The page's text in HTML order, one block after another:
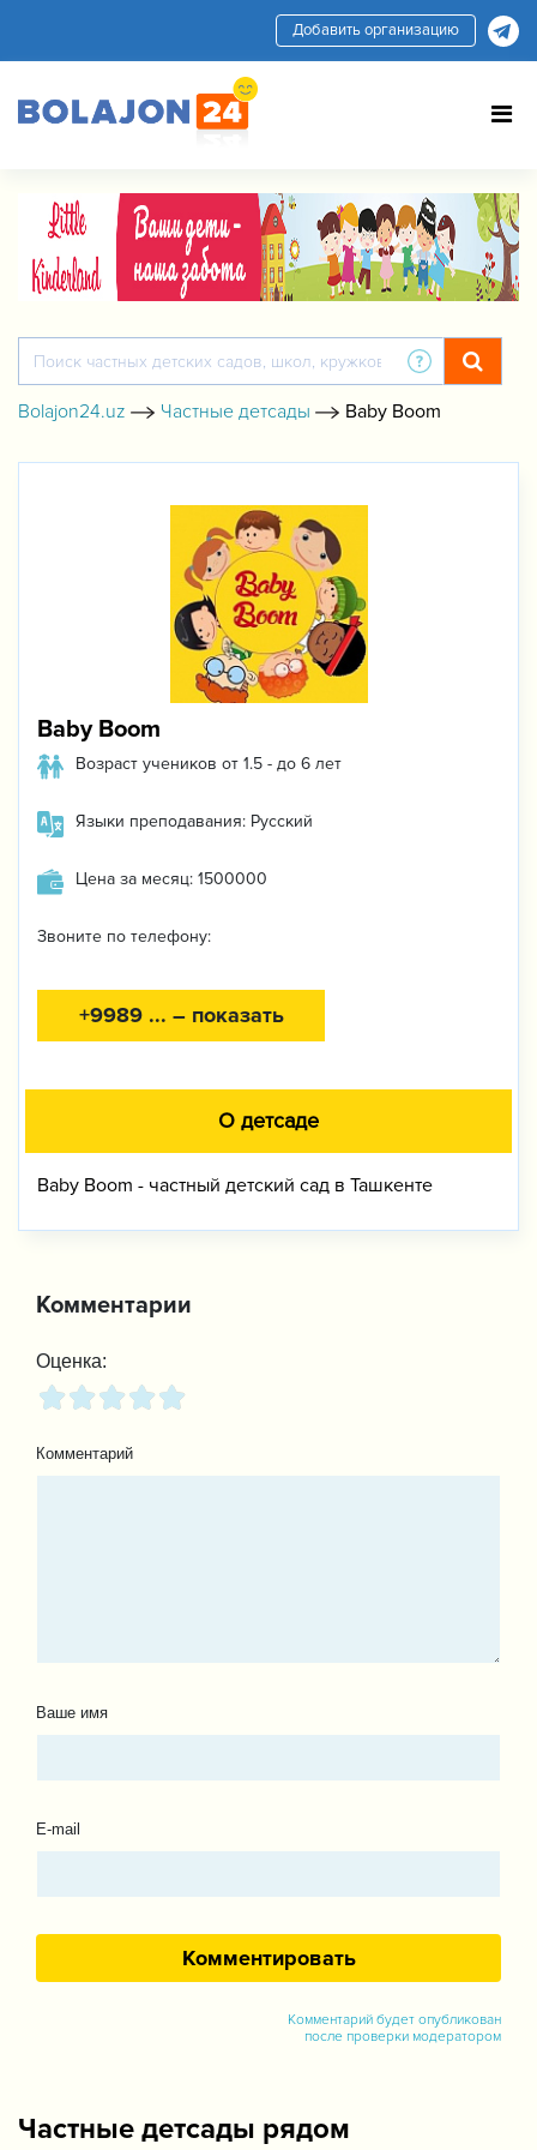
Добавить организацию
Bolajon24.uz Частные детсады Baby Boom
Baby Boom
Возраст учеников от 1.5 - до 6 лет
Языки преподавания: Русский
Цена за месяц: 1500000
Звоните по телефону:
+9989 ... – показать
О детсаде
Baby Boom - частный детский сад в Ташкенте
Комментарии
Оценка:
Комментарий
Ваше имя
E-mail
Комментарий будет опубликован
после проверки модератором
Частные детсады рядом